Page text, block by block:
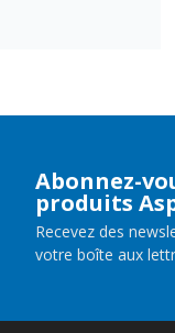
Abonnez-
produits
Recevez des
votre boîte aux